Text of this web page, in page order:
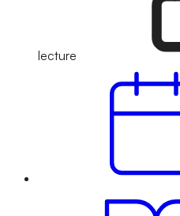
lecture